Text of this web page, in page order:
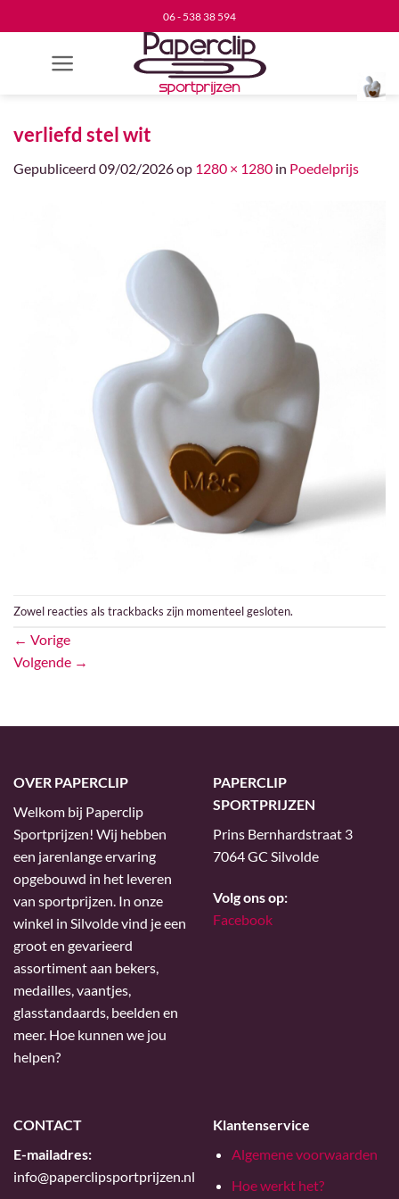
naar
06 - 538 38 594
verliefd stel wit
Gepubliceerd 09/02/2026op 1280 × 1280 in Poedelprijs
Zowel reacties als trackbacks zijn momenteel gesloten.
← Vorige
Volgende →
OVER PAPERCLIP
Welkom bij Paperclip
Sportprijzen! Wij hebben
een jarenlange ervaring
opgebouwd in het leveren
van sportprijzen. In onze
winkel in Silvolde vind je een
groot en gevarieerd
assortiment aan bekers,
medailles, vaantjes,
glasstandaards, beelden en
meer. Hoe kunnen we jou
helpen?
PAPERCLIP
SPORTPRIJZEN
Prins Bernhardstraat 3
7064 GC Silvolde
Volg ons op:
Facebook
CONTACT
E-mailadres:
info@paperclipsportprijzen.nl
Klantenservice
Algemene voorwaarden
Hoe werkt het?